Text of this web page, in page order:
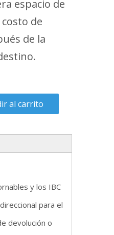
espacio de
de
de la
al carrito
y los IBC
para el
devolución o